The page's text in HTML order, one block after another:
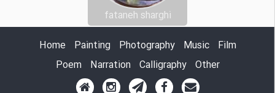
fataneh sharghi
Home
Painting Photography Music
Film
Poem
Narration Calligraphy Other